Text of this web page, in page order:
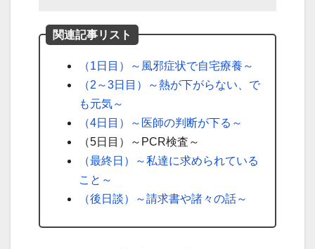
関連記事リスト
（1日目）～風邪症状で自宅療養～
（2～3日目）～熱が下がらない、で
も元気～
（4日目）～医師の判断が下る～
（5日目）～PCR検査～
（最終日）～私達に求められている
こと～
（後日談）～請求書や諸々の話～